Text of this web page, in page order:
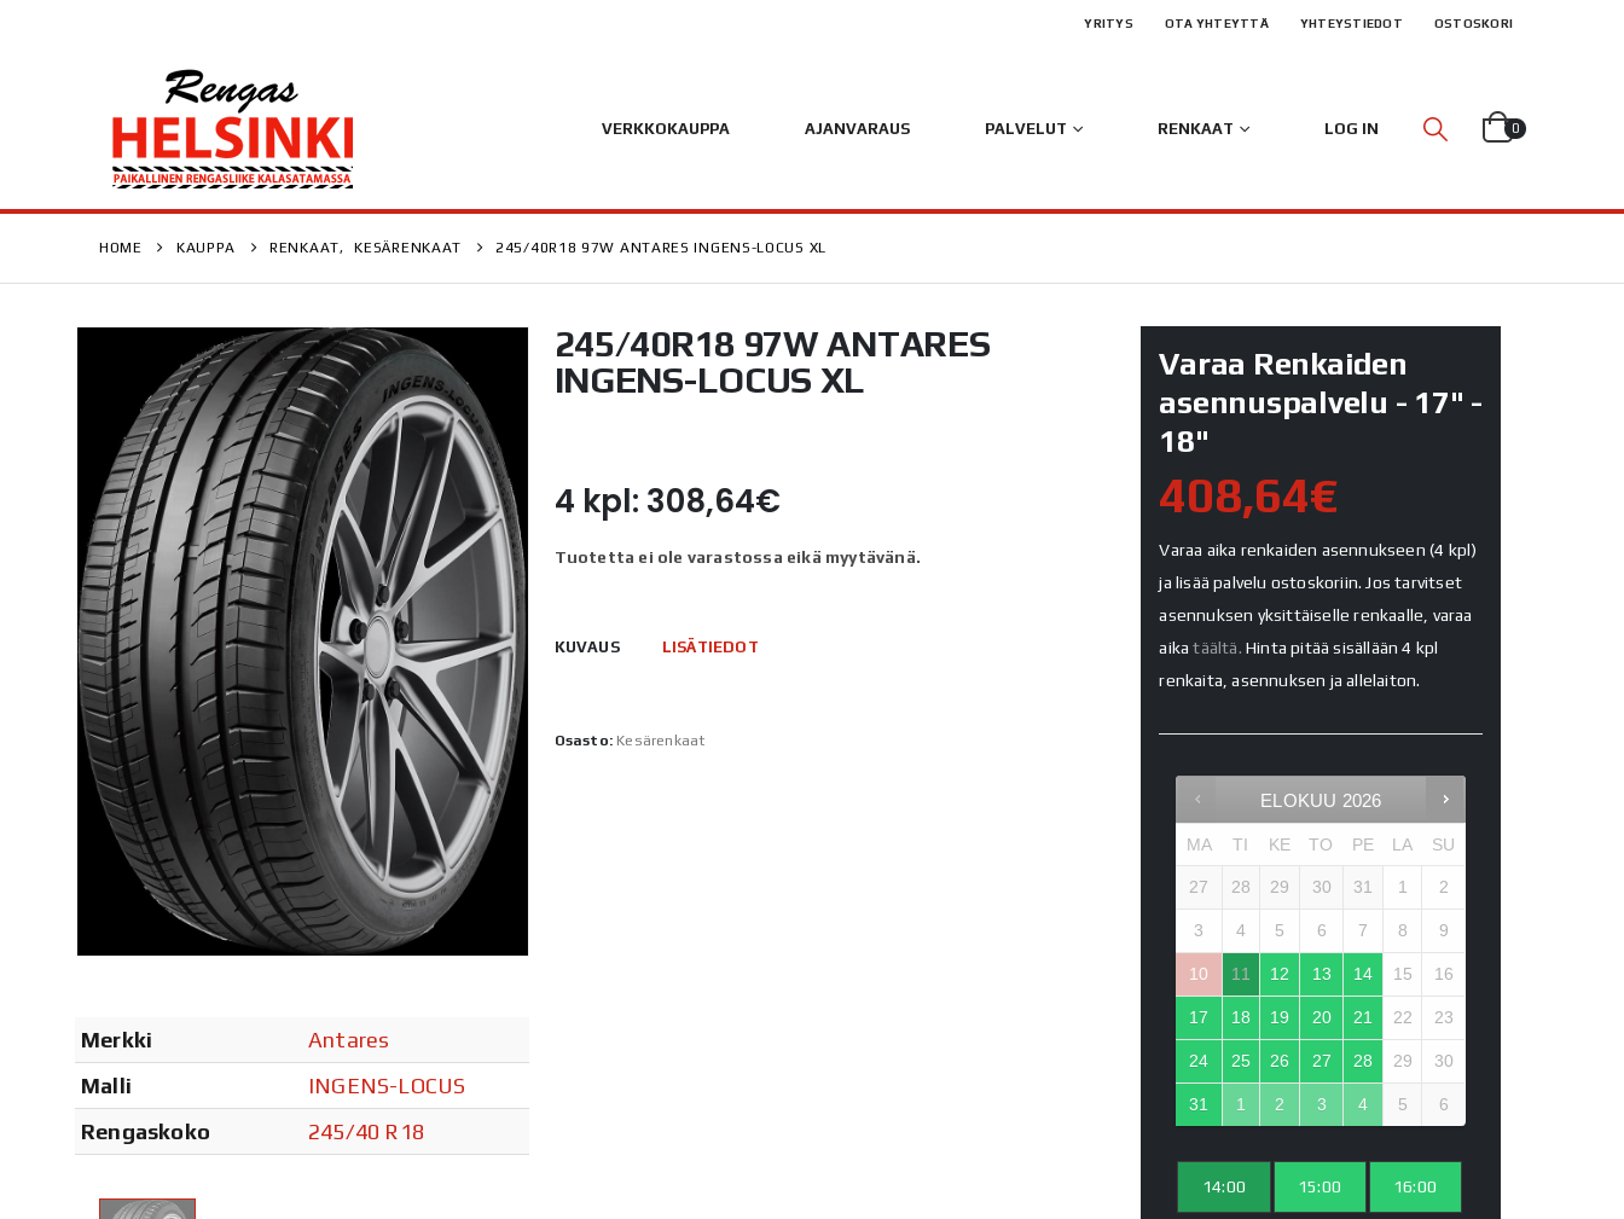
YRITYS OTA YHTEYTTÄ YHTEYSTIEDOT OSTOSKORI
VERKKOKAUPPA AJANVARAUS PALVELUT RENKAAT LOG IN 0
HOME KAUPPA RENKAAT, KESÄRENKAAT 245/40R18 97W ANTARES INGENS-LOCUS XL
Merkki
Antares
Malli
INGENS-LOCUS
Rengaskoko
245/40 R18
245/40R18 97W ANTARES
INGENS-LOCUS XL
4 kpl: 308,64€
Tuotetta ei ole varastossa eikä myytävänä.
KUVAUS LISÄTIEDOT
Osasto: Kesärenkaat
Varaa Renkaiden
asennuspalvelu - 17" -
18"
408,64€
Varaa aika renkaiden asennukseen (4 kpl)
ja lisää palvelu ostoskoriin. Jos tarvitset
asennuksen yksittäiselle renkaalle, varaa
aikatäältä. Hinta pitää sisällään 4 kpl
renkaita, asennuksen ja allelaiton.
ELOKUU 2026
MA TI KE TO PE LA SU
27 28 29 30 31 1 2
3 4 5 6 7 8 9
10 11 12 13 14 15 16
17 18 19 20 21 22 23
24 25 26 27 28 29 30
31 1 2 3 4 5 6
14:00 15:00 16:00